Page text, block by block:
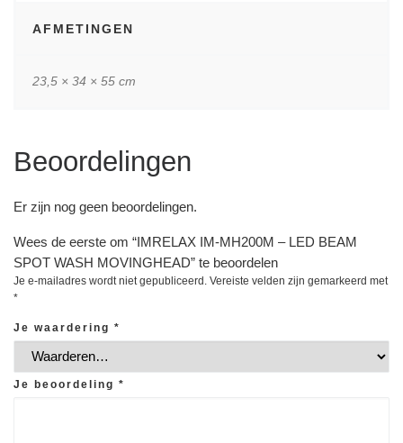
AFMETINGEN
23,5 × 34 × 55 cm
Beoordelingen
Er zijn nog geen beoordelingen.
Wees de eerste om “IMRELAX IM-MH200M – LED BEAM
SPOT WASH MOVINGHEAD” te beoordelen
Je e-mailadres wordt niet gepubliceerd. Vereiste velden zijn gemarkeerd met
*
Je waardering *
Je beoordeling *